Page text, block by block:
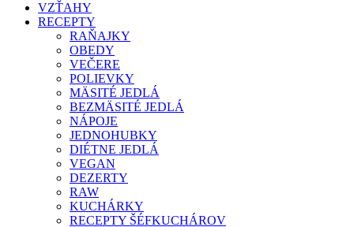
VZŤAHY
RECEPTY
RAŇAJKY
OBEDY
VEČERE
POLIEVKY
MÄSITÉ JEDLÁ
BEZMÄSITÉ JEDLÁ
NÁPOJE
JEDNOHUBKY
DIÉTNE JEDLÁ
VEGAN
DEZERTY
RAW
KUCHÁRKY
RECEPTY ŠÉFKUCHÁROV